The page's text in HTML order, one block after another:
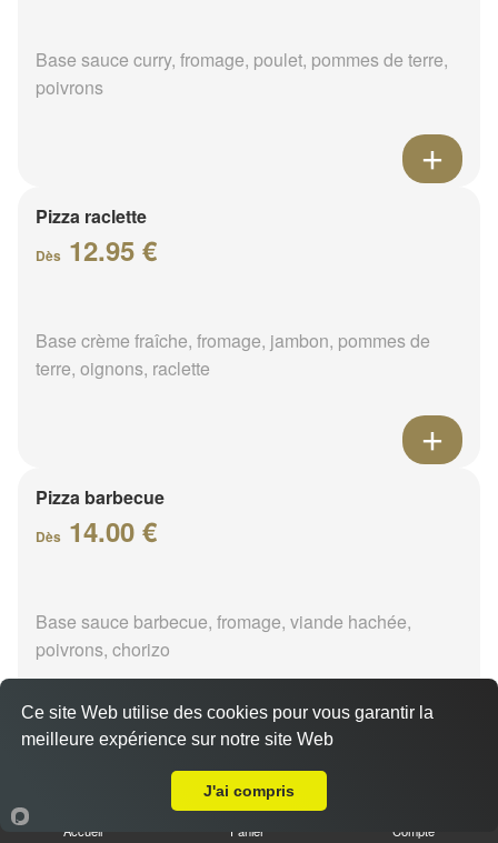
Base sauce curry, fromage, poulet, pommes de terre,
poivrons
Pizza raclette
Dès 12.95 €
Base crème fraîche, fromage, jambon, pommes de
terre, oignons, raclette
Pizza barbecue
Dès 14.00 €
Base sauce barbecue, fromage, viande hachée,
poivrons, chorizo
Accueil Panier Compte
Ce site Web utilise des cookies pour vous garantir la
meilleure expérience sur notre site Web
J'ai compris